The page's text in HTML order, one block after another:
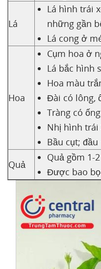
Lá
Lá hình trái
những gần
Lá cong ở
Hoa
Cụm hoa ở
Lá bắc hình
Hoa màu
Đài có lông,
Tràng có
Nhị hình trái
Bầu cụt;
Quả
Quả gồm 1-
Được bao